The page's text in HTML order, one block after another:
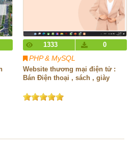
1333 0
PHP & MySQL
Website thương mại điện tử :
Bán Điện thoại , sách , giày